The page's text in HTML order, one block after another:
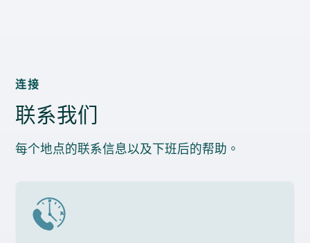
连接
联系我们
每个地点的联系信息以及下班后的帮助。